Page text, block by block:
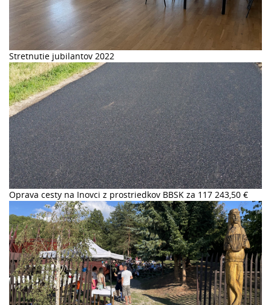
Stretnutie jubilantov 2022
Oprava cesty na Inovci z prostriedkov BBSK za 117 243,50 €